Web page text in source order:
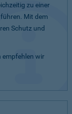
zu einer
Mit dem
Schutz und
empfehlen wir